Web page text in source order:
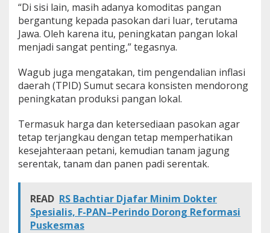
“Di sisi lain, masih adanya komoditas pangan
bergantung kepada pasokan dari luar, terutama
Jawa. Oleh karena itu, peningkatan pangan lokal
menjadi sangat penting,” tegasnya.
Wagub juga mengatakan, tim pengendalian inflasi
daerah (TPID) Sumut secara konsisten mendorong
peningkatan produksi pangan lokal.
Termasuk harga dan ketersediaan pasokan agar
tetap terjangkau dengan tetap memperhatikan
kesejahteraan petani, kemudian tanam jagung
serentak, tanam dan panen padi serentak.
READ RS Bachtiar Djafar Minim Dokter
Spesialis, F-PAN–Perindo Dorong Reformasi
Puskesmas